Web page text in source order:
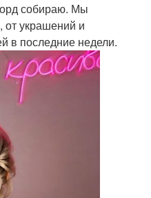
собираю. Мы
украшений и
в последние недели.